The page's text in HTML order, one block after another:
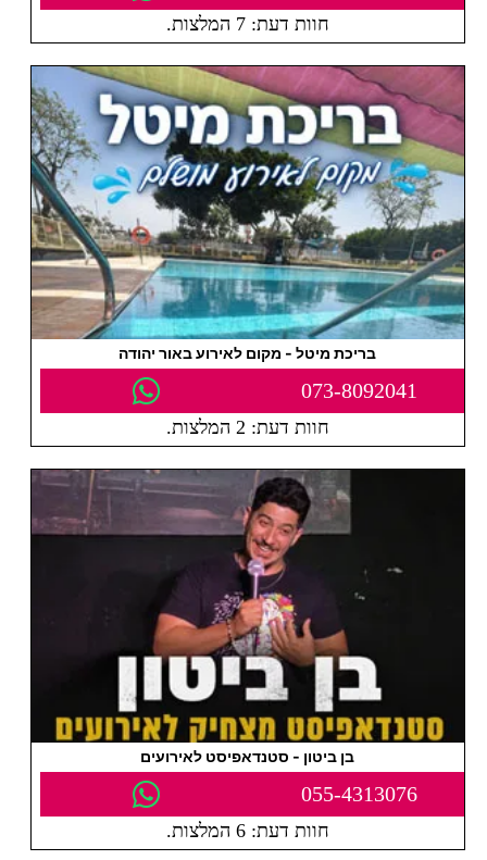
חוות דעת: 7 המלצות.
בריכת מיטל - מקום לאירוע באור יהודה
073-8092041
חוות דעת: 2 המלצות.
בן ביטון - סטנדאפיסט לאירועים
055-4313076
חוות דעת: 6 המלצות.